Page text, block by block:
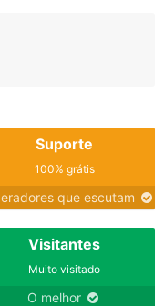
Suporte
100% grátis
que escutam
Visitantes
Muito visitado
O melhor